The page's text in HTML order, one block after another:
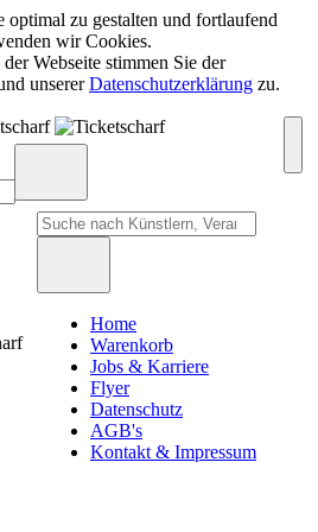
optimal zu gestalten und fortlaufend
wir Cookies.
Webseite stimmen Sie der
unsererDatenschutzerklärung zu.
Home
Warenkorb
Jobs & Karriere
Flyer
Datenschutz
AGB's
Kontakt & Impressum